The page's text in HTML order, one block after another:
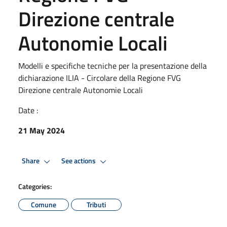
Direzione centrale
Autonomie Locali
Modelli e specifiche tecniche per la presentazione della
dichiarazione ILIA - Circolare della Regione FVG
Direzione centrale Autonomie Locali
Date :
21 May 2024
Share See actions
Categories:
Comune
Tributi